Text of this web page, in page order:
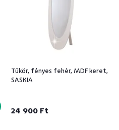
Tükör, fényes fehér, MDF keret,
SASKIA
24 900 Ft